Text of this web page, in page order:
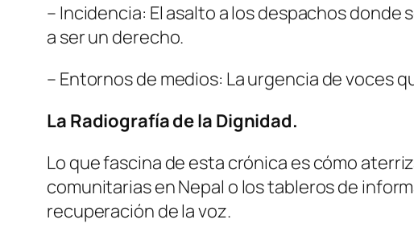
– Incidencia: El asalto a los despachos
a ser un derecho.
– Entornos de medios: La urgencia de voces
La Radiografía de la Dignidad.
Lo que fascina de esta crónica es cómo
comunitarias en Nepal o los tableros de
recuperación de la voz.